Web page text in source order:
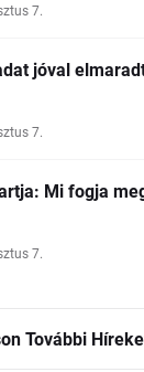
7.
jóval
7.
Mi fogja
7.
További